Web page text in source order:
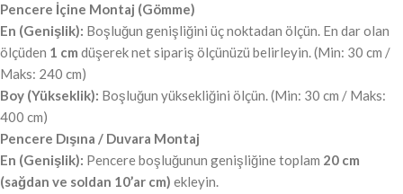
Pencere İçine Montaj (Gömme)
En (Genişlik): Boşluğun genişliğini üç noktadan ölçün. En dar olan
ölçüden 1 cm düşerek net sipariş ölçünüzü belirleyin. (Min: 30 cm /
Maks: 240 cm)
Boy (Yükseklik): Boşluğun yüksekliğini ölçün. (Min: 30 cm / Maks:
400 cm)
Pencere Dışına / Duvara Montaj
En (Genişlik): Pencere boşluğunun genişliğine toplam 20 cm
(sağdan ve soldan 10’ar cm) ekleyin.